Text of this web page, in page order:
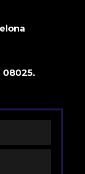
08025.